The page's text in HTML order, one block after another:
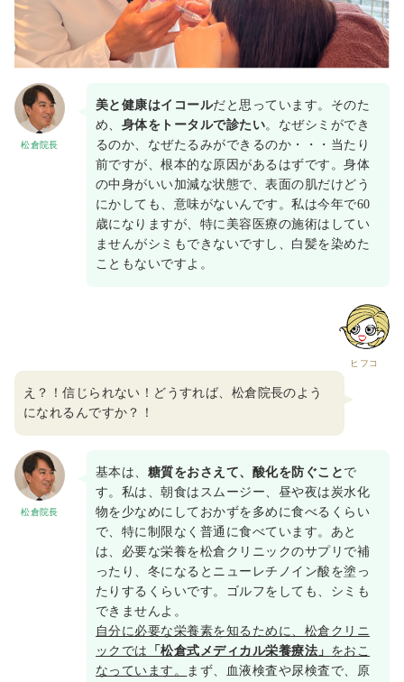
松倉院長
美と健康はイコールだと思っています。そのた
め、 身体をトータルで診たい。なぜシミができ
るのか、なぜたるみができるのか・・・当たり
前ですが、根本的な原因があるはずです。身体
の中身がいい加減な状態で、表面の肌だけどう
にかしても、意味がないんです。私は今年で60
歳になりますが、特に美容医療の施術はしてい
ませんがシミもできないですし、白髪を染めた
こともないですよ。
ヒフコ
え？！信じられない！どうすれば、松倉院長のよう
になれるんですか？！
松倉院長
基本は、 糖質をおさえて、酸化を防ぐこと で
す。私は、朝食はスムージー、昼や夜は炭水化
物を少なめにしておかずを多めに食べるくらい
で、特に制限なく普通に食べています。あと
は、必要な栄養を松倉クリニックのサプリで補
ったり、冬になるとニューレチノイン酸を塗っ
たりするくらいです。ゴルフをしても、シミも
できませんよ。
自分に必要な栄養素を知るために、松倉クリニ
ックでは
「松倉式メディカル栄養療法」 をおこ
なっています。
まず、血液検査や尿検査で、原